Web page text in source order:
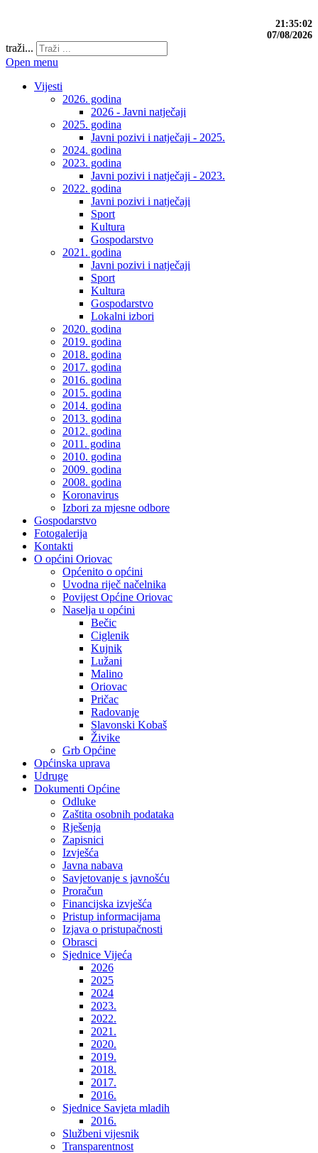
21:35:02
07/08/2026
traži...
Open menu
Vijesti
2026. godina
2026 - Javni natječaji
2025. godina
Javni pozivi i natječaji - 2025.
2024. godina
2023. godina
Javni pozivi i natječaji - 2023.
2022. godina
Javni pozivi i natječaji
Sport
Kultura
Gospodarstvo
2021. godina
Javni pozivi i natječaji
Sport
Kultura
Gospodarstvo
Lokalni izbori
2020. godina
2019. godina
2018. godina
2017. godina
2016. godina
2015. godina
2014. godina
2013. godina
2012. godina
2011. godina
2010. godina
2009. godina
2008. godina
Koronavirus
Izbori za mjesne odbore
Gospodarstvo
Fotogalerija
Kontakti
O općini Oriovac
Općenito o općini
Uvodna riječ načelnika
Povijest Općine Oriovac
Naselja u općini
Bečic
Ciglenik
Kujnik
Lužani
Malino
Oriovac
Pričac
Radovanje
Slavonski Kobaš
Živike
Grb Općine
Općinska uprava
Udruge
Dokumenti Općine
Odluke
Zaštita osobnih podataka
Rješenja
Zapisnici
Izvješća
Javna nabava
Savjetovanje s javnošću
Proračun
Financijska izvješća
Pristup informacijama
Izjava o pristupačnosti
Obrasci
Sjednice Vijeća
2026
2025
2024
2023.
2022.
2021.
2020.
2019.
2018.
2017.
2016.
Sjednice Savjeta mladih
2016.
Službeni vijesnik
Transparentnost